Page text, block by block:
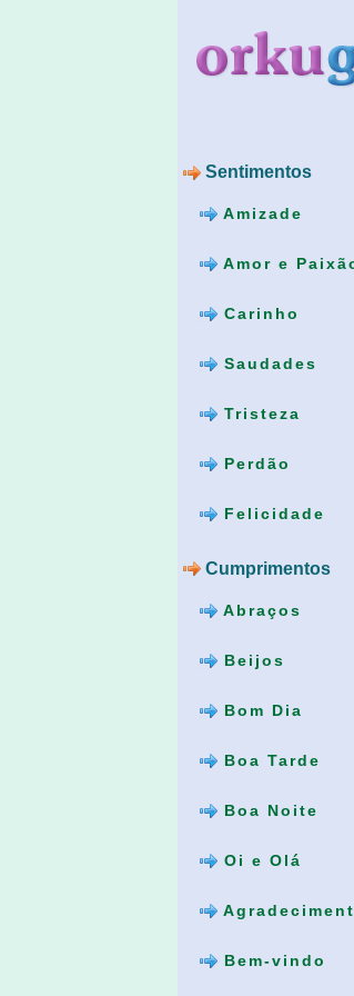
Sentimentos
Amizade
Amor e
Carinho
Saudades
Tristeza
Perdão
Felicidade
Cumprimentos
Abraços
Beijos
Bom Dia
Boa Tarde
Boa Noite
Oi e Olá
Bem-vindo